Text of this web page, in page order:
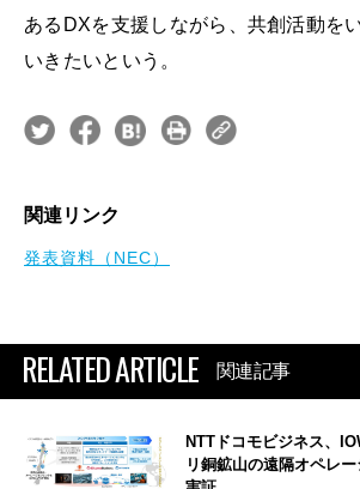
あるDXを支援しながら、共創活動を
いきたいという。
関連リンク
発表資料（NEC）
RELATED ARTICLE 関連記事
NTTドコモビジネス、
リ銅鉱山の遠隔オペレ